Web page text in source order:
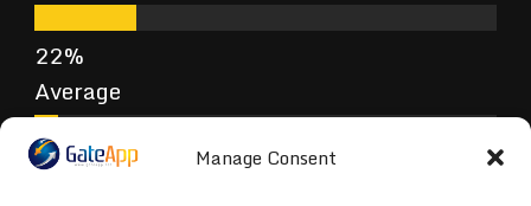
Manage Consent
Average